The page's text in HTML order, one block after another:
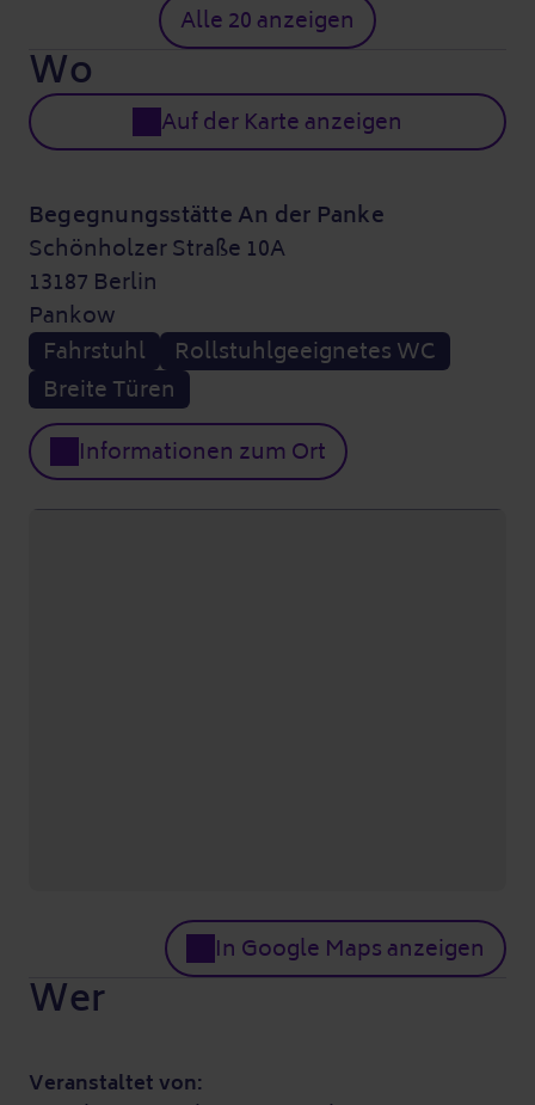
Alle 20 anzeigen
Wo
Auf der Karte anzeigen
Begegnungsstätte An der Panke
Schönholzer Straße 10A
13187 Berlin
Pankow
Fahrstuhl
Rollstuhlgeeignetes WC
Breite Türen
Informationen zum Ort
In Google Maps anzeigen
Wer
Veranstaltet von: